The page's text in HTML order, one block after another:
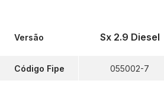
Versão
Código Fipe
Sx 2.9 Diesel
055002-7